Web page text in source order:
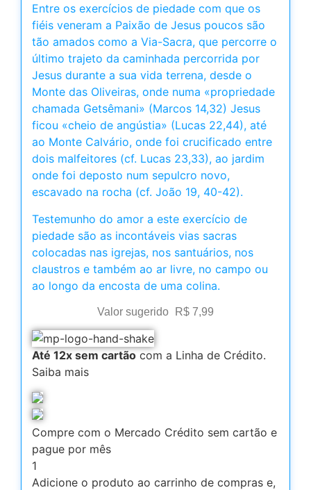
Entre os exercícios de piedade com que os
fiéis veneram a Paixão de Jesus poucos são
tão amados como a Via-Sacra, que percorre o
último trajeto da caminhada percorrida por
Jesus durante a sua vida terrena, desde o
Monte das Oliveiras, onde numa «propriedade
chamada Getsêmani» (Marcos 14,32) Jesus
ficou «cheio de angústia» (Lucas 22,44), até
ao Monte Calvário, onde foi crucificado entre
dois malfeitores (cf. Lucas 23,33), ao jardim
onde foi deposto num sepulcro novo,
escavado na rocha (cf. João 19, 40-42).
Testemunho do amor a este exercício de
piedade são as incontáveis vias sacras
colocadas nas igrejas, nos santuários, nos
claustros e também ao ar livre, no campo ou
ao longo da encosta de uma colina.
Valor sugerido R$ 7,99
Até 12x sem cartão com a Linha de Crédito.
Saiba mais
Compre com o Mercado Crédito sem cartão e
pague por mês
1
Adicione o produto ao carrinho de compras e,